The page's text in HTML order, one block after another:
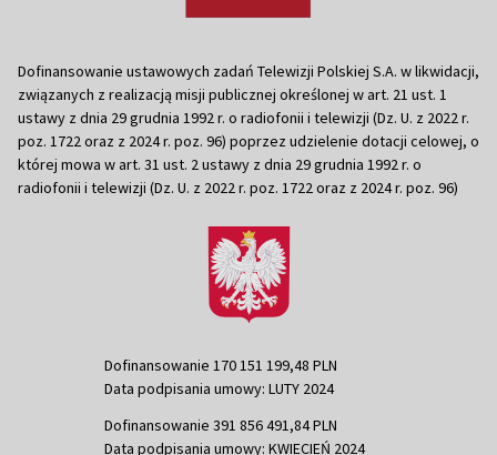
Dofinansowanie ustawowych zadań Telewizji Polskiej S.A. w likwidacji,
związanych z realizacją misji publicznej określonej w art. 21 ust. 1
ustawy z dnia 29 grudnia 1992 r. o radiofonii i telewizji (Dz. U. z 2022 r.
poz. 1722 oraz z 2024 r. poz. 96) poprzez udzielenie dotacji celowej, o
której mowa w art. 31 ust. 2 ustawy z dnia 29 grudnia 1992 r. o
radiofonii i telewizji (Dz. U. z 2022 r. poz. 1722 oraz z 2024 r. poz. 96)
Dofinansowanie 170 151 199,48 PLN
Data podpisania umowy: LUTY 2024
Dofinansowanie 391 856 491,84 PLN
Data podpisania umowy: KWIECIEŃ 2024